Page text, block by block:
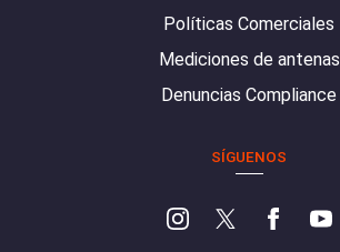
Políticas Comerciales
Mediciones de antenas
Denuncias Compliance
SÍGUENOS